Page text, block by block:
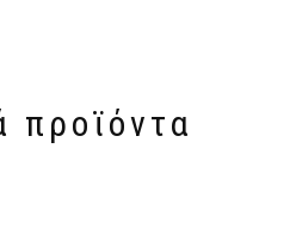
προϊόντα